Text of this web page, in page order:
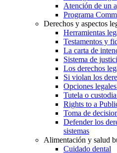
Atención de un
Programa
Derechos y aspectos
Herramientas
Testamentos y
La carta de
Sistema de
Los derechos
Si violan los
Opciones
Tutela o
Rights to a
Toma de
Defender los
sistemas
Alimentación y salud
Cuidado dental